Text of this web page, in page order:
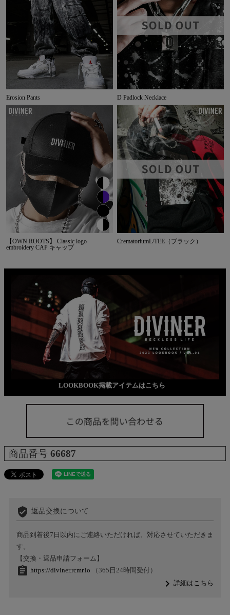
Erosion Pants D Padlock Necklace
【OWN ROOTS】 Classic logo
embroidery CAP キャップ
CrematoriumL/TEE（ブラック）
LOOKBOOK掲載アイテムはこちら
商品番号 66687
verified_user 返品交換について
商品到着後7日以内にご連絡いただければ、対応させていただきま
す。
【交換・返品申請フォーム】
assignment https://diviner.rcmr.io （365日24時間受付）
navigate_next詳細はこちら